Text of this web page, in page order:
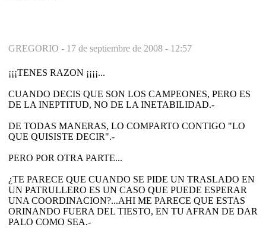
GREGORIO - 17 de septiembre de 2008 - 12:57
¡¡¡TENES RAZON ¡¡¡¡...
CUANDO DECIS QUE SON LOS CAMPEONES, PERO ES
DE LA INEPTITUD, NO DE LA INETABILIDAD.-
DE TODAS MANERAS, LO COMPARTO CONTIGO "LO
QUE QUISISTE DECIR".-
PERO POR OTRA PARTE...
¿TE PARECE QUE CUANDO SE PIDE UN TRASLADO EN
UN PATRULLERO ES UN CASO QUE PUEDE ESPERAR
UNA COORDINACION?...AHI ME PARECE QUE ESTAS
ORINANDO FUERA DEL TIESTO, EN TU AFRAN DE DAR
PALO COMO SEA.-